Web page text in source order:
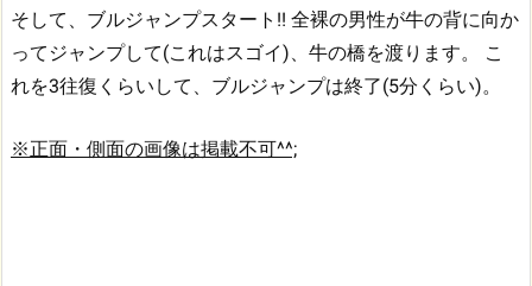
そして、ブルジャンプスタート!! 全裸の男性が牛の背に向か
ってジャンプして(これはスゴイ)、牛の橋を渡ります。
こ
れを3往復くらいして、ブルジャンプは終了(5分くらい)。
※正面・側面の画像は掲載不可^^;